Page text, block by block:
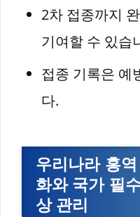
2차 접종까지
기여할 수 있습
접종 기록은 예
다.
우리나라 홍
화와 국가 필
상 관리